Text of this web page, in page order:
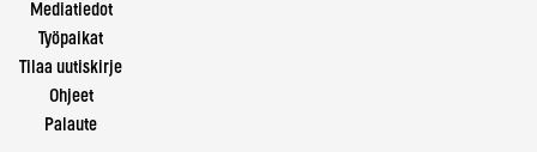
Mediatiedot
Työpaikat
Tilaa uutiskirje
Ohjeet
Palaute